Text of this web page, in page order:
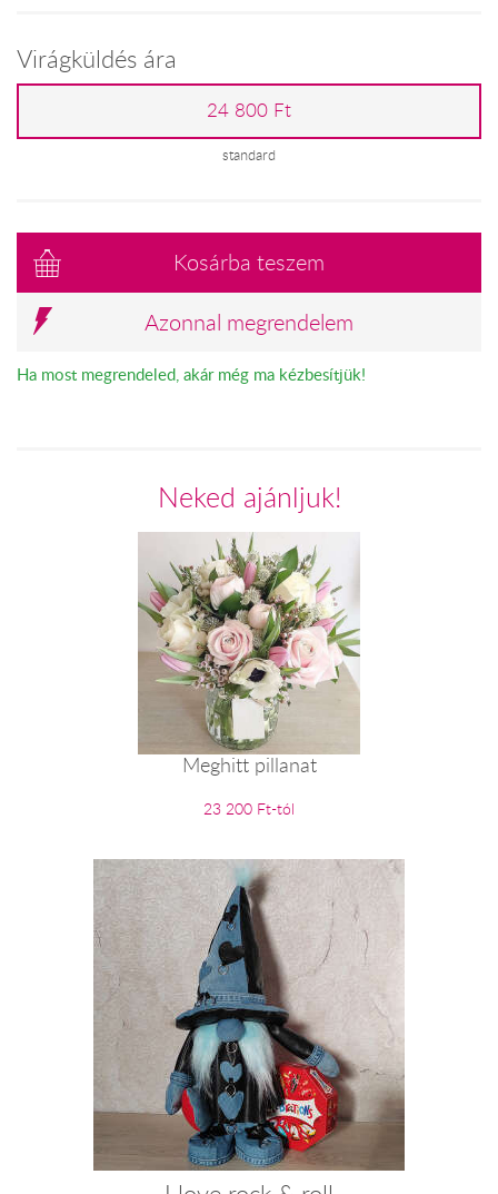
Virágküldés ára
24 800 Ft
standard
Kosárba teszem
Azonnal megrendelem
Ha most megrendeled, akár még ma kézbesítjük!
Neked ajánljuk!
Meghitt pillanat
23 200 Ft-tól